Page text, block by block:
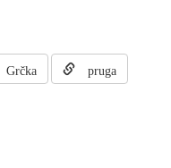
Grčka pruga